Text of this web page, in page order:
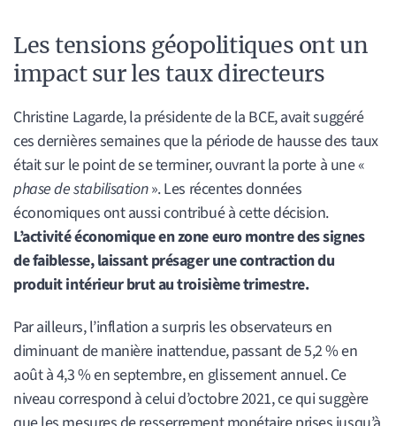
Les tensions géopolitiques ont un
impact sur les taux directeurs
Christine Lagarde, la présidente de la BCE, avait suggéré
ces dernières semaines que la période de hausse des taux
était sur le point de se terminer, ouvrant la porte à une «
phase de stabilisation». Les récentes données
économiques ont aussi contribué à cette décision.
L’activité économique en zone euro montre des signes
de faiblesse, laissant présager une contraction du
produit intérieur brut au troisième trimestre.
Par ailleurs, l’inflation a surpris les observateurs en
diminuant de manière inattendue, passant de 5,2 % en
août à 4,3 % en septembre, en glissement annuel. Ce
niveau correspond à celui d’octobre 2021, ce qui suggère